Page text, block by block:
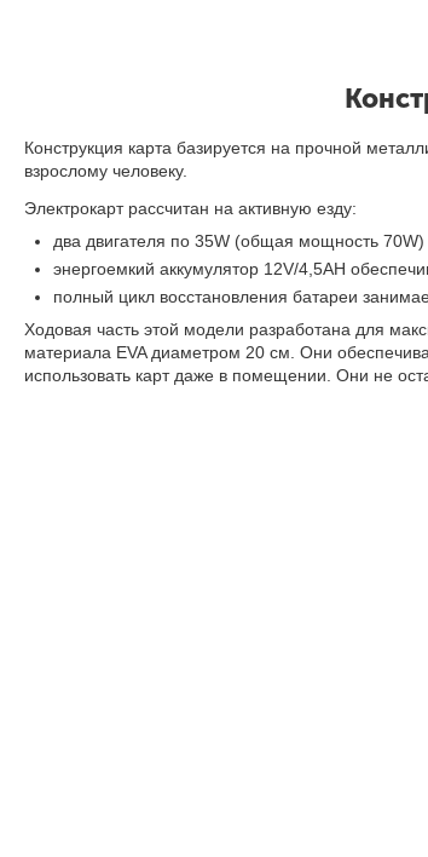
Конструкция карта базируется на прочной
взрослому человеку.
Электрокарт рассчитан на активную езду:
два двигателя по 35W (общая мощность 70W)
энергоемкий аккумулятор 12V/4,5AH
полный цикл восстановления батареи
Ходовая часть этой модели разработана для
материала EVA диаметром 20 см. Они
использовать карт даже в помещении. Они не